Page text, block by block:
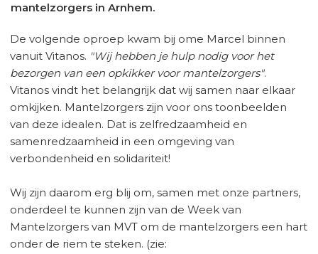
mantelzorgers in Arnhem.
De volgende oproep kwam bij ome Marcel binnen
vanuit Vitanos. "Wij hebben je hulp nodig voor het
bezorgen van een opkikker voor mantelzorgers".
Vitanos vindt het belangrijk dat wij samen naar elkaar
omkijken. Mantelzorgers zijn voor ons toonbeelden
van deze idealen. Dat is zelfredzaamheid en
samenredzaamheid in een omgeving van
verbondenheid en solidariteit!
Wij zijn daarom erg blij om, samen met onze partners,
onderdeel te kunnen zijn van de Week van
Mantelzorgers van MVT om de mantelzorgers een hart
onder de riem te steken. (zie: